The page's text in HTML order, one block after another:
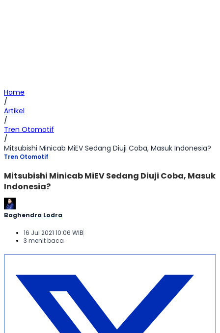
Home
/
Artikel
/
Tren Otomotif
/
Mitsubishi Minicab MiEV Sedang Diuji Coba, Masuk Indonesia?
Tren Otomotif
Mitsubishi Minicab MiEV Sedang Diuji Coba, Masuk
Indonesia?
Baghendra Lodra
16 Jul 2021 10:06 WIB
3 menit baca